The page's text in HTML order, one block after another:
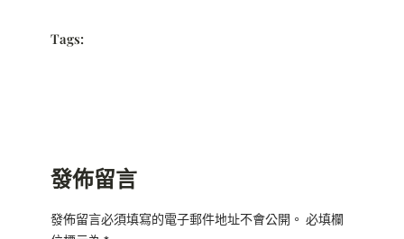
Tags:
發佈留言
發佈留言必須填寫的電子郵件地址不會公開。 必填欄